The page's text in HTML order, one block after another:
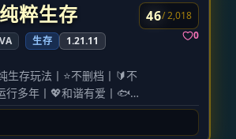
服务器地址 笨蛋土豆.com
，点击加入。
聊天框输入 /reg 你的
他邮箱也可以）并发送。
，找到发件人为笨蛋土豆
件。若未收到，请检查推
21.11 搭载定制数据包，
与多元群系，原生态开放
度高、探索感拉满，适合
由散人游玩的玩家。
生电优化服】 核心版本
优化，实现低延迟流畅运
红石生电；搭载领地保护
制，红石工程建造、玩家
粹生存
生存
1.21.11
生存玩法丨⭐不删档丨🔰不
行多年丨💖和谐有爱丨🐟
更多附魔丨🌋建筑党狂欢
多种地图可选丨🍭无需
46/ 2,018
0